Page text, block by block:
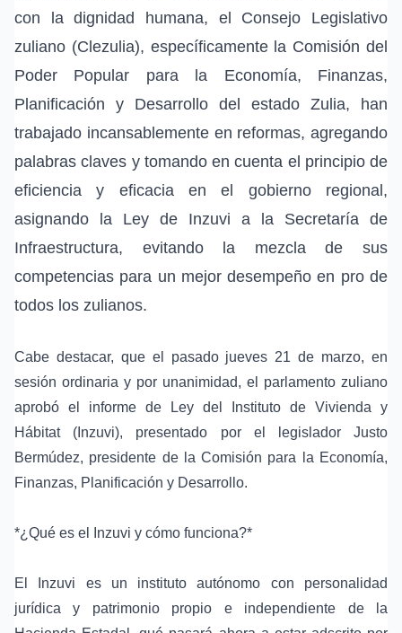
con la dignidad humana, el Consejo Legislativo
zuliano (Clezulia), específicamente la Comisión del
Poder Popular para la Economía, Finanzas,
Planificación y Desarrollo del estado Zulia, han
trabajado incansablemente en reformas, agregando
palabras claves y tomando en cuenta el principio de
eficiencia y eficacia en el gobierno regional,
asignando la Ley de Inzuvi a la Secretaría de
Infraestructura, evitando la mezcla de sus
competencias para un mejor desempeño en pro de
todos los zulianos.
Cabe destacar, que el pasado jueves 21 de marzo, en
sesión ordinaria y por unanimidad, el parlamento zuliano
aprobó el informe de Ley del Instituto de Vivienda y
Hábitat (Inzuvi), presentado por el legislador Justo
Bermúdez, presidente de la Comisión para la Economía,
Finanzas, Planificación y Desarrollo.
*¿Qué es el Inzuvi y cómo funciona?*
El Inzuvi es un instituto autónomo con personalidad
jurídica y patrimonio propio e independiente de la